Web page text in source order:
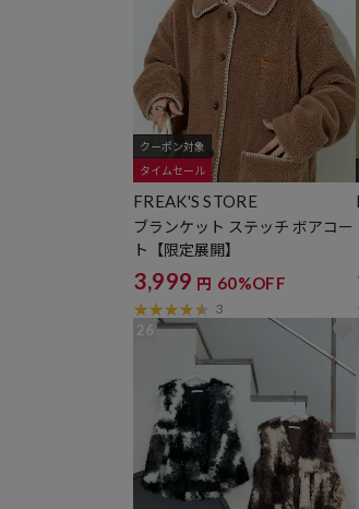
クーポン対象
タイムセール
FREAK'S STORE
ブランケット ステッチ ボアコー
ト【限定展開】
3,999 円 60%OFF
3
26